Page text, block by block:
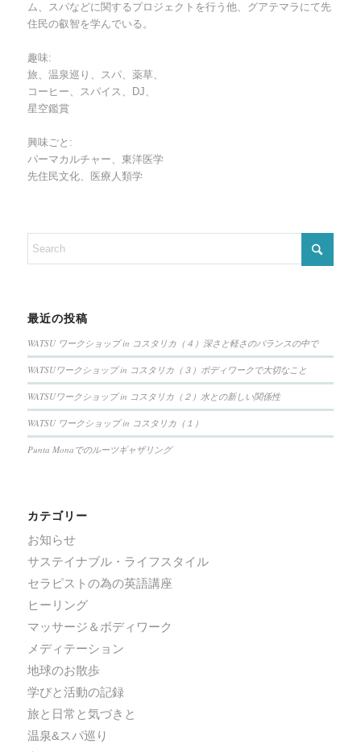
ム、スパなどに関するプロジェクトを行う他、グアテマラにて先
住民の叡智を学んでいる。
趣味:
旅、温泉巡り、スパ、薬草、
コーヒー、スパイス、DJ、
星空鑑賞
興味ごと:
パーマカルチャー、東洋医学
先住民文化、医療人類学
最近の投稿
WATSU ワークショップ in コスタリカ（４）深さと軽さのバランスの中で
WATSUワークショップ in コスタリカ（３）ボディワークで大切なこと
WATSUワークショップ in コスタリカ（２）水との新しい関係性
WATSU ワークショップ in コスタリカ（１）
Punta Monaでのルーツギャザリング
カテゴリー
お知らせ
サステイナブル・ライフスタイル
セラピストの為の英語講座
ヒーリング
マッサージ＆ボディワーク
メディテーション
地球のお散歩
学びと活動の記録
旅と日常と気づきと
温泉&スパ巡り